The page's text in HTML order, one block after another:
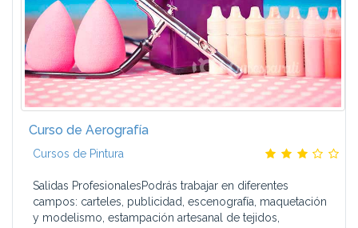
Curso de Aerografía
Cursos de Pintura
Salidas ProfesionalesPodrás trabajar en diferentes
campos: carteles, publicidad, escenografía, maquetación
y modelismo, estampación artesanal de tejidos,